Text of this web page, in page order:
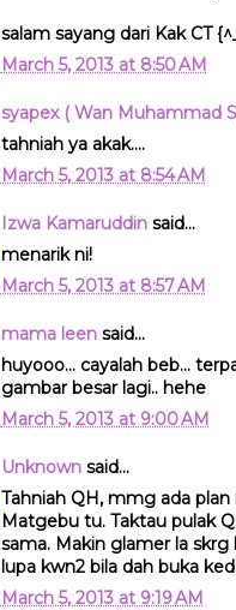
salam sayang dari Kak CT
March 5, 2013 at 8:50 AM
syapex ( Wan Muhammad
tahniah ya akak....
March 5, 2013 at 8:54 AM
Izwa Kamaruddinsaid...
menarik ni!
March 5, 2013 at 8:57 AM
mama leensaid...
huyooo... cayalah beb...
gambar besar lagi.. hehe
March 5, 2013 at 9:00 AM
Unknownsaid...
Tahniah QH, mmg ada plan
Matgebu tu. Taktau pulak
sama. Makin glamer la skrg
lupa kwn2 bila dah buka
March 5, 2013 at 9:19 AM